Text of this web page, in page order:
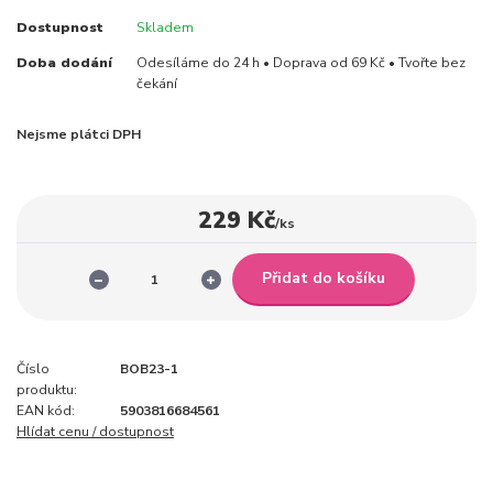
Dostupnost Skladem
Doba dodání
Odesíláme do 24 h • Doprava od 69 Kč • Tvořte bez
čekání
Nejsme plátci DPH
229 Kč/ks
Přidat do košíku
Číslo
produktu:
BOB23-1
EAN kód:
5903816684561
Hlídat cenu / dostupnost